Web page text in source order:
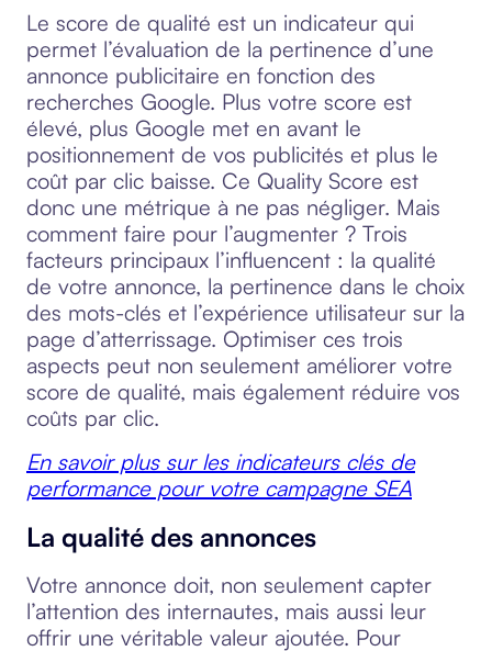
Le score de qualité est un indicateur qui
permet l’évaluation de la pertinence d’une
annonce publicitaire en fonction des
recherches Google. Plus votre score est
élevé, plus Google met en avant le
positionnement de vos publicités et plus le
coût par clic baisse. Ce Quality Score est
donc une métrique à ne pas négliger. Mais
comment faire pour l’augmenter ? Trois
facteurs principaux l’influencent : la qualité
de votre annonce, la pertinence dans le choix
des mots-clés et l’expérience utilisateur sur la
page d’atterrissage. Optimiser ces trois
aspects peut non seulement améliorer votre
score de qualité, mais également réduire vos
coûts par clic.
En savoir plus sur les indicateurs clés de
performance pour votre campagne SEA
La qualité des annonces
Votre annonce doit, non seulement capter
l’attention des internautes, mais aussi leur
offrir une véritable valeur ajoutée. Pour